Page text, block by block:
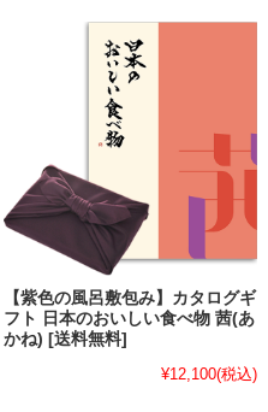
【紫色の風呂敷包み】カタログギ
フト 日本のおいしい食べ物 茜(あ
かね) [送料無料]
¥12,100(税込)